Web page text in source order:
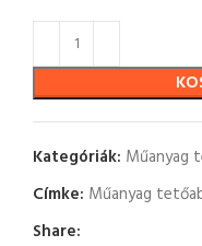
Kategóriák: Műanyag
Címke: Műanyag
Share: